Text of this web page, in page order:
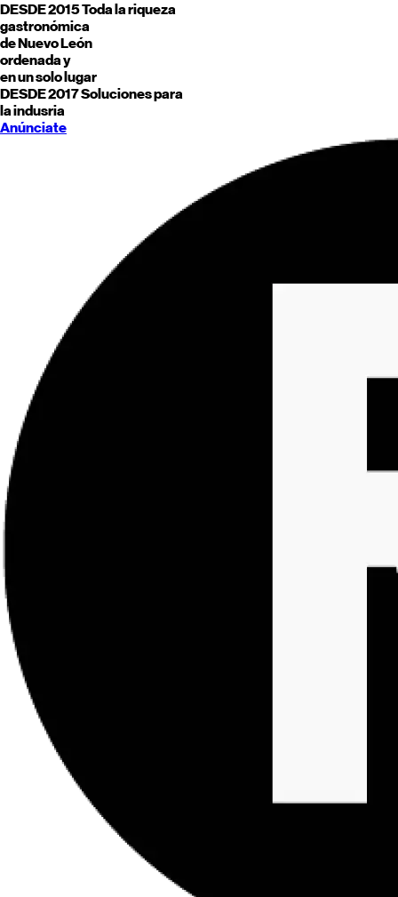
DESDE 2015Toda la riqueza
gastronómica
deNuevo León
ordenada y
en un solo lugar
DESDE 2017Soluciones para
la indusria
Anúnciate